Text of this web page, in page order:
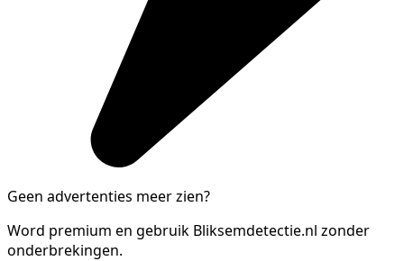
Geen advertenties meer zien?
Word premium en gebruik Bliksemdetectie.nl zonder
onderbrekingen.